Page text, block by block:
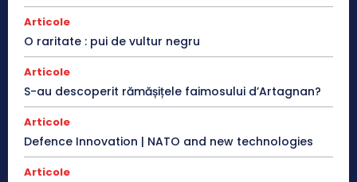
Articole
O raritate : pui de vultur negru
Articole
S-au descoperit rămășițele faimosului d’Artagnan?
Articole
Defence Innovation | NATO and new technologies
Articole